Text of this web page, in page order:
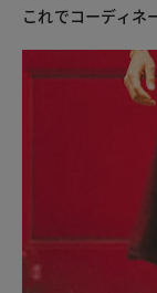
これでコーディネ